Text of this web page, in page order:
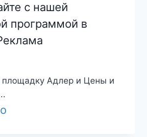
с нашей
программой в
площадку Адлер и Цены и